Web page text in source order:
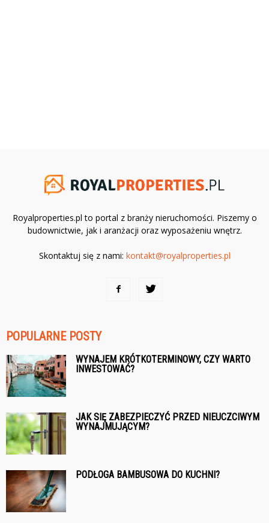
Royalproperties.pl to portal z branży nieruchomości. Piszemy o
budownictwie, jak i aranżacji oraz wyposażeniu wnętrz.
Skontaktuj się z nami: kontakt@royalproperties.pl
POPULARNE POSTY
WYNAJEM KRÓTKOTERMINOWY, CZY WARTO
INWESTOWAĆ?
JAK SIĘ ZABEZPIECZYĆ PRZED NIEUCZCIWYM
WYNAJMUJĄCYM?
PODŁOGA BAMBUSOWA DO KUCHNI?